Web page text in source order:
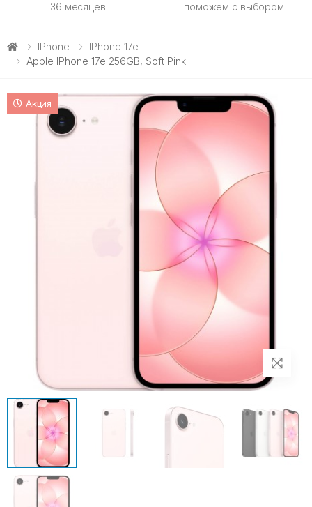
36 месяцев поможем с выбором
IPhone
IPhone 17e
Apple IPhone 17e 256GB, Soft Pink
Акция